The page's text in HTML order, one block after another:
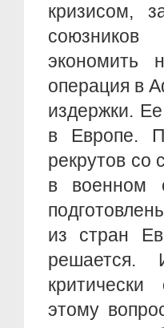
кризисом,
операция в
издержки.
в Европе.
рекрутов
в военном
из стран
решается.
этому